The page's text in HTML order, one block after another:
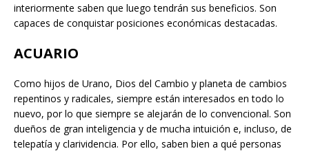
interiormente saben que luego tendrán sus beneficios. Son
capaces de conquistar posiciones económicas destacadas.
ACUARIO
Como hijos de Urano, Dios del Cambio y planeta de cambios
repentinos y radicales, siempre están interesados en todo lo
nuevo, por lo que siempre se alejarán de lo convencional. Son
dueños de gran inteligencia y de mucha intuición e, incluso, de
telepatía y clarividencia. Por ello, saben bien a qué personas